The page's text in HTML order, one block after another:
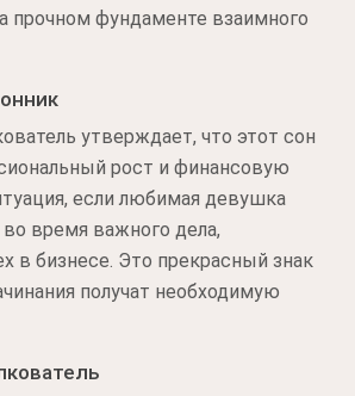
прочном фундаменте взаимного
утверждает, что этот сон
рост и финансовую
если любимая девушка
время важного дела,
в бизнесе. Это прекрасный знак
получат необходимую